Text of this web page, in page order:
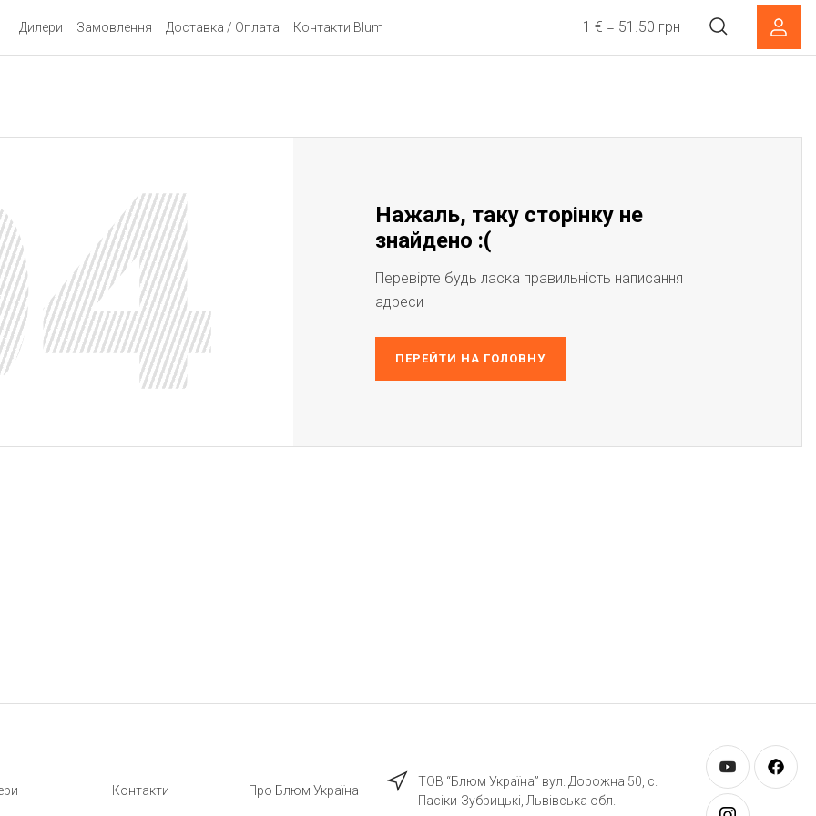
Дилери Замовлення Доставка / Оплата Контакти Blum 1 € = 51.50 грн
Нажаль, таку сторінку не
знайдено :(
Перевірте будь ласка правильність написання
адреси
ПЕРЕЙТИ НА ГОЛОВНУ
Контакти Про Блюм Україна
ТОВ “Блюм Україна” вул. Дорожна 50, c.
Пасіки-Зубрицькі, Львівська обл.